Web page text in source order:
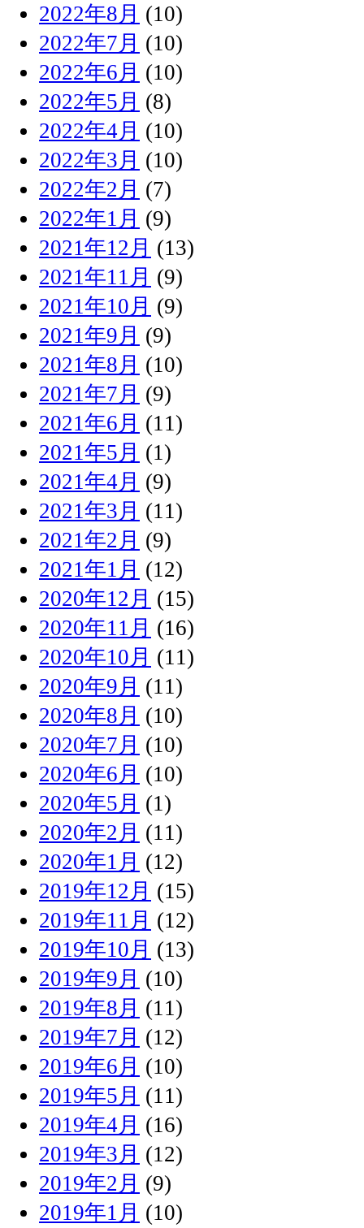
2022年8月 (10)
2022年7月 (10)
2022年6月 (10)
2022年5月 (8)
2022年4月 (10)
2022年3月 (10)
2022年2月 (7)
2022年1月 (9)
2021年12月 (13)
2021年11月 (9)
2021年10月 (9)
2021年9月 (9)
2021年8月 (10)
2021年7月 (9)
2021年6月 (11)
2021年5月 (1)
2021年4月 (9)
2021年3月 (11)
2021年2月 (9)
2021年1月 (12)
2020年12月 (15)
2020年11月 (16)
2020年10月 (11)
2020年9月 (11)
2020年8月 (10)
2020年7月 (10)
2020年6月 (10)
2020年5月 (1)
2020年2月 (11)
2020年1月 (12)
2019年12月 (15)
2019年11月 (12)
2019年10月 (13)
2019年9月 (10)
2019年8月 (11)
2019年7月 (12)
2019年6月 (10)
2019年5月 (11)
2019年4月 (16)
2019年3月 (12)
2019年2月 (9)
2019年1月 (10)